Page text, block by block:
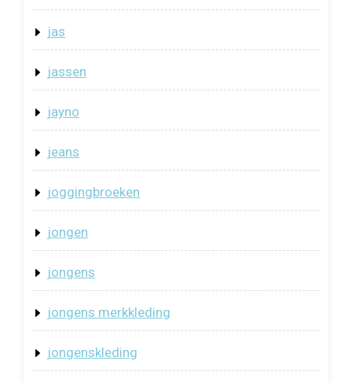
jas
jassen
jayno
jeans
joggingbroeken
jongen
jongens
jongens merkkleding
jongenskleding